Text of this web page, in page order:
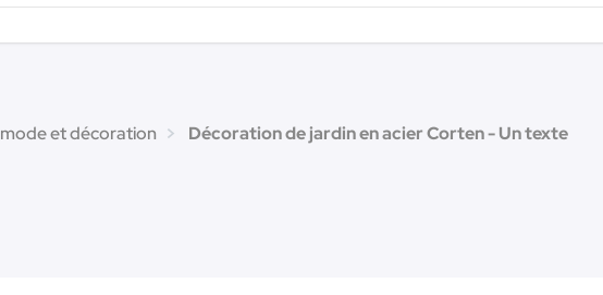
et décoration Décoration de jardin en acier Corten - Un texte